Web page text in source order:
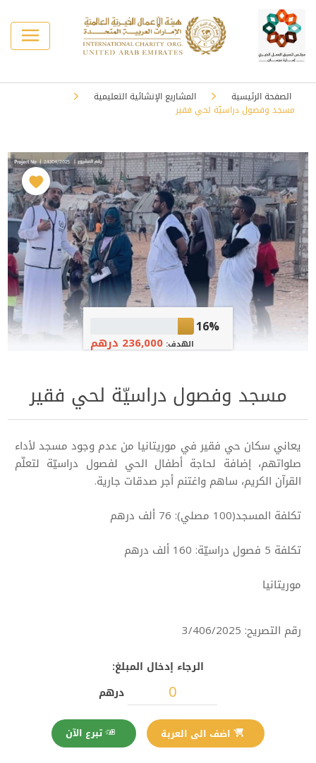
الصفحة الرئيسية
المشاريع الإنشائية التعليمية
مسجد وفصول دراسيّة لحي فقير
16%
الهدف:236,000 درهم
مسجد وفصول دراسيّة لحي فقير
يعاني سكان حي فقير في موريتانيا من عدم وجود مسجد لأداء
صلواتهم، إضافة لحاجة أطفال الحي لفصول دراسيّة لتعلّم
القرآن الكريم، ساهم واغتنم أجر صدقات جارية.
تكلفة المسجد(100 مصلي): 76 ألف درهم
تكلفة 5 فصول دراسيّة: 160 ألف درهم
موريتانيا
رقم التصريح: 3/406/2025
الرجاء إدخال المبلغ:
درهم